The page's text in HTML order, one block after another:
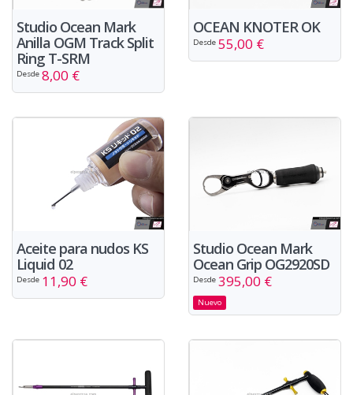
Studio Ocean Mark
Anilla OGM Track Split
Ring T-SRM
Desde 8,00 €
OCEAN KNOTER OK
Desde 55,00 €
Aceite para nudos KS
Liquid 02
Desde 11,90 €
Studio Ocean Mark
Ocean Grip OG2920SD
Desde 395,00 €
Nuevo